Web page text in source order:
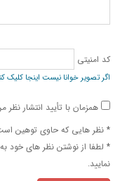
کد امنیتی
اگر تصویر خوانا نیست اینجا کلیک
همزمان با تأیید انتشار
* نظر هایی كه حاوی توهین
* لطفا از نوشتن نظر های خود
نمایید.